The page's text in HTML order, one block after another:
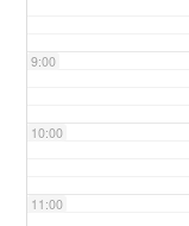
9:00
10:00
11:00